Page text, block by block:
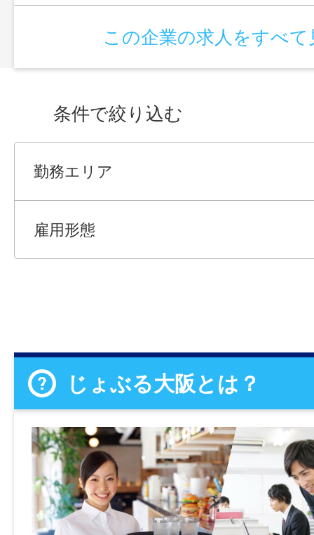
この企業の求人をすべて
条件で絞り込む
勤務エリア
雇用形態
じょぶる大阪とは？